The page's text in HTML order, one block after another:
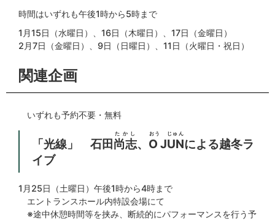
時間はいずれも午後1時から5時まで
1月15日（水曜日）、16日（木曜日）、17日（金曜日）
2月7日（金曜日）、9日（日曜日）、11日（火曜日・祝日）
関連企画
いずれも予約不要・無料
「光線」 石田尚志
たかし
、 O JUN
おう じゅん
による越冬ラ
イブ
1月25日（土曜日）午後1時から4時まで
エントランスホール内特設会場にて
※途中休憩時間等を挟み、断続的にパフォーマンスを行う予